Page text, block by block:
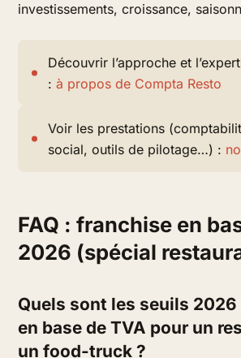
investissements, croissance,
Découvrir l’approche et
:à propos de Compta Resto
Voir les prestations
social, outils de pilotage…) :
FAQ : franchise en
2026 (spécial
Quels sont les seuils
en base de TVA pour un
un food-truck ?